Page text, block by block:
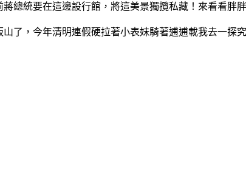
總統要在這邊設行館，將這美景獨攬私藏！來看看胖
了，今年清明連假硬拉著小表妹騎著逋逋載我去一探